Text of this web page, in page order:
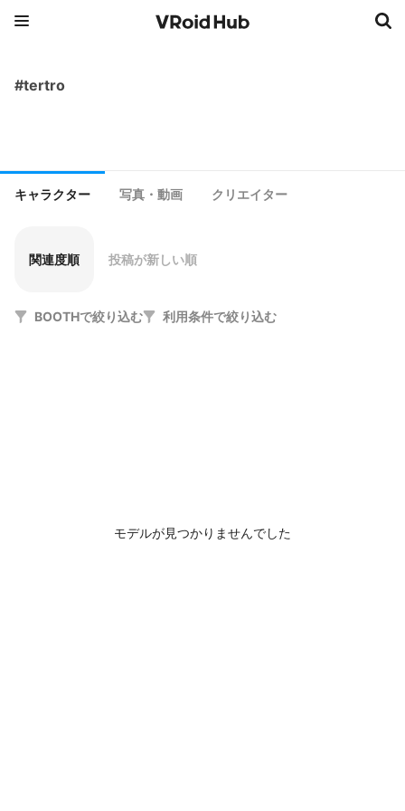
#tertro
キャラクター 写真・動画 クリエイター
関連度順 投稿が新しい順
BOOTHで絞り込む 利用条件で絞り込む
モデルが見つかりませんでした